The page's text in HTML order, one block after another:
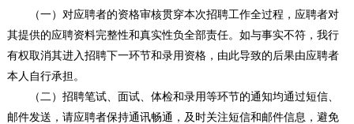
（一）对应聘者的资格审核贯穿本次招聘工作全过程，应聘者对
其提供的应聘资料完整性和真实性负全部责任。如与事实不符，我行
有权取消其进入招聘下一环节和录用资格，由此导致的后果由应聘者
本人自行承担。
（二）招聘笔试、面试、体检和录用等环节的通知均通过短信、
邮件发送，请应聘者保持通讯畅通，及时关注短信和邮件信息，避免